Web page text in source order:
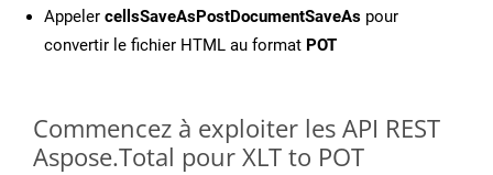
Appeler cellsSaveAsPostDocumentSaveAs pour
convertir le fichier HTML au format POT
Commencez à exploiter les API REST
Aspose.Total pour XLT to POT